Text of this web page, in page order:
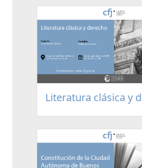
Literatura clásica y